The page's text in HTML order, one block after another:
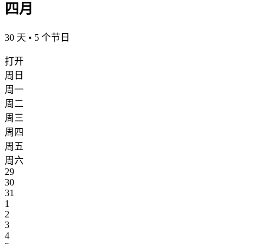
四月
30 天 • 5 个节日
打开
周日
周一
周二
周三
周四
周五
周六
29
30
31
1
2
3
4